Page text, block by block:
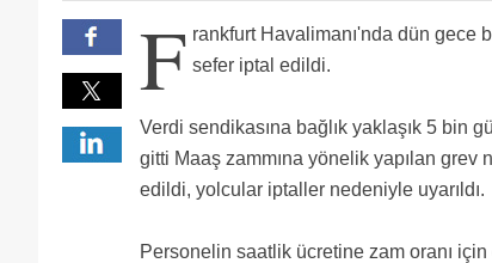
daha 3. alanın inşaatı başlamadan bu
Adamlarda işki sendikaları var etkili
F rankfurt Havalimanı'nda dün gece
sefer iptal edildi.
Verdi sendikasına bağlık yaklaşık 5 bin
gitti Maaş zammına yönelik yapılan grev
edildi, yolcular iptaller nedeniyle uyarıldı.
Personelin saatlik ücretine zam oranı